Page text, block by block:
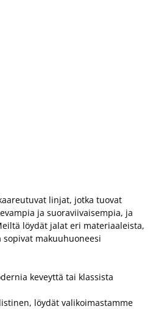
linjat, jotka tuovat
ja suoraviivaisempia, ja
löydät jalat eri materiaaleista,
makuuhuoneesi
keveyttä tai klassista
löydät valikoimastamme